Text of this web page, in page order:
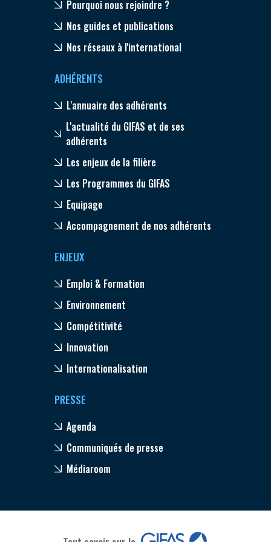
Pourquoi nous rejoindre ?
Nos guides et publications
Nos réseaux à l'international
ADHÉRENTS
L'annuaire des adhérents
L'actualité du GIFAS et de ses
adhérents
Les enjeux de la filière
Les Programmes du GIFAS
Equipage
Accompagnement de nos adhérents
ENJEUX
Emploi & Formation
Environnement
Compétitivité
Innovation
Internationalisation
PRESSE
Agenda
Communiqués de presse
Médiaroom